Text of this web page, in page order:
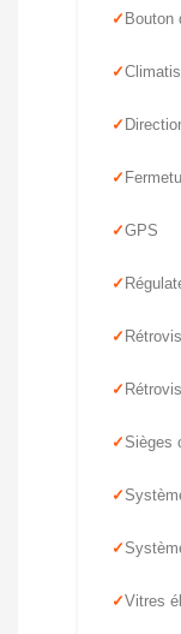
Bouton
GPS
Sièges
Vitres